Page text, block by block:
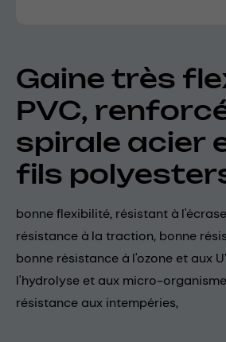
Gaine très
PVC,
spirale acier
fils
bonne flexibilité, résistant à
résistance à la traction, bonne
bonne résistance à l'ozone et aux
l'hydrolyse et aux micro-
résistance aux intempéries,